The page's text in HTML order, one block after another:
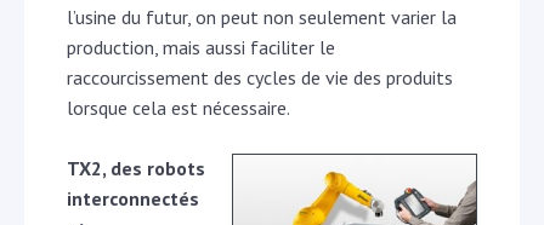
l’usine du futur, on peut non seulement varier la
production, mais aussi faciliter le
raccourcissement des cycles de vie des produits
lorsque cela est nécessaire.
TX2, des robots
interconnectés